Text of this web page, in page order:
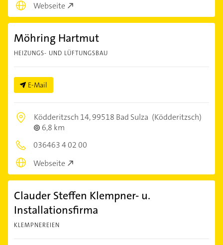
Webseite
Möhring Hartmut
HEIZUNGS- UND LÜFTUNGSBAU
E-Mail
Ködderitzsch 14,99518 Bad Sulza (Ködderitzsch)
6,8 km
036463 4 02 00
Webseite
Clauder Steffen Klempner- u.
Installationsfirma
KLEMPNEREIEN